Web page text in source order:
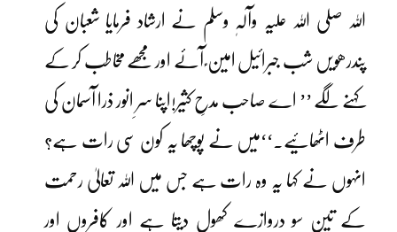
اللہ صلی اللہ علیہ وآلہٖ وسلم نے ارشاد فرمایا شعبان کی
پندرھویں شب جبرائیل امین ؑ آئے اور مجھے مخاطب کر کے
کہنے لگے ’’ اے صاحب مدحِ کثیر!اپنا سرِ انور ذرا آسمان کی
طرف اٹھائیے۔‘‘میں نے پوچھا یہ کون سی رات ہے؟
انہوں نے کہا یہ وہ رات ہے جس میں اللہ تعالیٰ رحمت
کے تین سو دروازے کھول دیتا ہے اور کافروں اور